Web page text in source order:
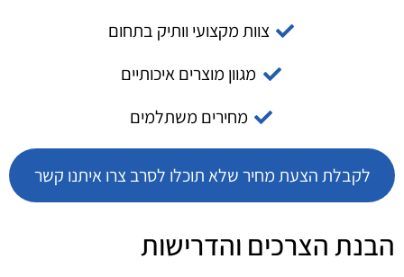
צוות מקצועי וותיק בתחום
מגוון מוצרים איכותיים
מחירים משתלמים
לקבלת הצעת מחיר שלא תוכלו לסרב צרו איתנו קשר
הבנת הצרכים והדרישות